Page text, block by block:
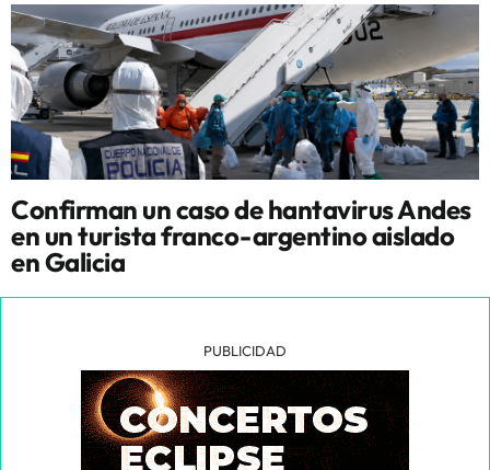
Confirman un caso de hantavirus Andes
en un turista franco-argentino aislado
en Galicia
PUBLICIDAD